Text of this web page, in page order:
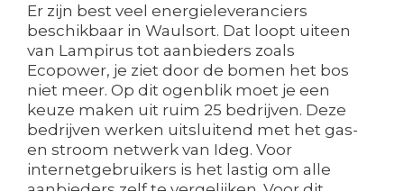
Er zijn best veel energieleveranciers
beschikbaar in Waulsort. Dat loopt uiteen
van Lampirus tot aanbieders zoals
Ecopower, je ziet door de bomen het bos
niet meer. Op dit ogenblik moet je een
keuze maken uit ruim 25 bedrijven. Deze
bedrijven werken uitsluitend met het gas-
en stroom netwerk van Ideg. Voor
internetgebruikers is het lastig om alle